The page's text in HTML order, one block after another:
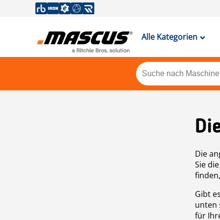
Alle Kategorien
Die
Sie
Gibt
unten
für